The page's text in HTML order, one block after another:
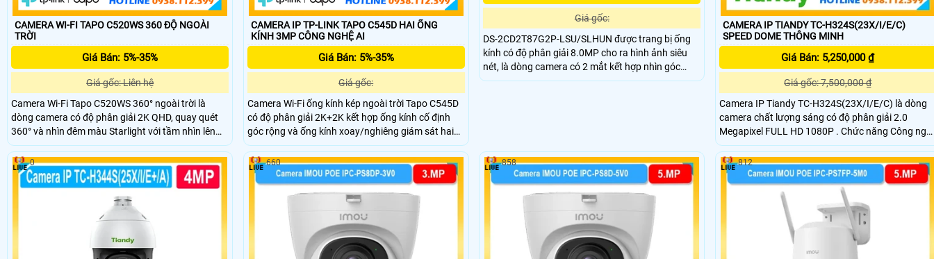
CAMERA WI-FI TAPO C520WS 360 ĐỘ NGOÀI
TRỜI
Giá Bán: 5%-35%
Giá gốc: Liên hệ
Camera Wi-Fi Tapo C520WS 360° ngoài trời là
dòng camera có độ phân giải 2K QHD, quay quét
360° và nhìn đêm màu Starlight với tầm nhìn lên
đến 30m. Công nghệ thông minh AI phát hiện
chuyển độngh, đàm thoại hai chiều, báo động âm
thanh và ánh sáng. Quản lý từ xa qua ứng dụng
Tapo
CAMERA IP TP-LINK TAPO C545D HAI ỐNG
KÍNH 3MP CÔNG NGHỆ AI
Giá Bán: 5%-35%
Giá gốc:
Camera Wi-Fi ống kính kép ngoài trời Tapo C545D
có độ phân giải 2K+2K kết hợp ống kính cố định
góc rộng và ống kính xoay/nghiêng giám sát hai
khu vực hỗ trợ theo dõi kép động 360° Công nghệ
nhận diện AI thông minh. Kết nối LAN/Wi-Fi, tuần
tra khu vực, chuẩn kháng nước và bụi IP66 .
Giá gốc:
DS-2CD2T87G2P-LSU/SLHUN được trang bị ống
kính có độ phân giải 8.0MP cho ra hình ảnh siêu
nét, là dòng camera có 2 mắt kết hợp nhìn góc
nhìn rộng lên đến 180 độ, không bị méo hình ở
CAMERA IP TIANDY TC-H324S(23X/I/E/C)
SPEED DOME THÔNG MINH
Giá Bán: 5,250,000 ₫
Giá gốc: 7,500,000 ₫
Camera IP Tiandy TC-H324S(23X/I/E/C) là dòng
camera chất lượng sáng có độ phân giải 2.0
Megapixel FULL HD 1080P . Chức năng Công
AI thông minh chống báo động giả và phân biệt
người. Tầm xa quan sát hồng ngoại khoảng cách
lên đến 150m.
0 660 858 812